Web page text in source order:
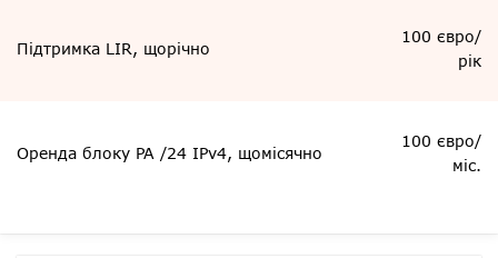
Підтримка LIR, щорічно
100 євро/
рік
Оренда блоку PA /24 IPv4, щомісячно
100 євро/
міс.